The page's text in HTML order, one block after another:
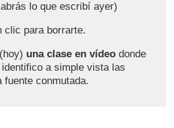
lo que escribí ayer)
clic para borrarte.
una clase en vídeo donde
a simple vista las
fuente conmutada.